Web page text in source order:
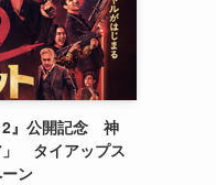
2』公開記念 神
」 タイアップス
ン